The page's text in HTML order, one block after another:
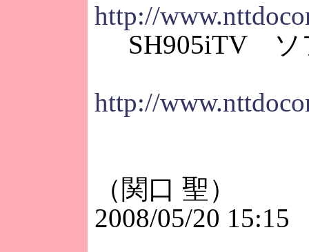
http://
SH905iTV ソ
http://
（関口 聖）
2008/05/20 15:15